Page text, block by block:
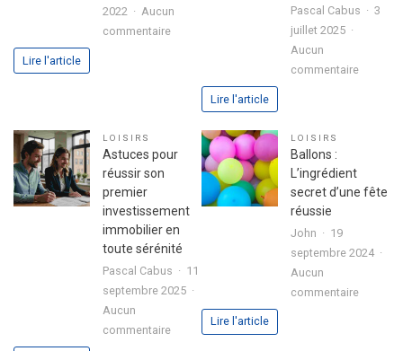
2022
Aucun
commentairesur
exprimer
passion
lettre
de
motivation
Lire l'article
Pascal Cabus
3
juillet 2025
Aucun
commentairesur
avec
chicken
Lire l'article
LOISIRS
Astuces pour
réussir son
premier
investissement
immobilier en
toute sérénité
Pascal Cabus
11
septembre 2025
Aucun
commentairesur
LOISIRS
Ballons :
L’ingrédient
secret d’une fête
réussie
John
19
septembre 2024
Aucun
commentairesur
Lire l'article